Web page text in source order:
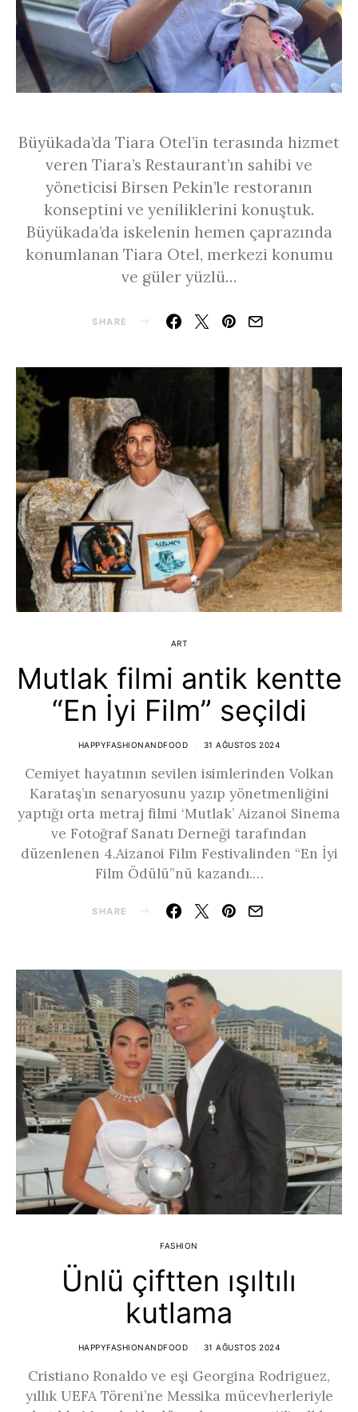
Büyükada’da Tiara Otel’in terasında hizmet
veren Tiara’s Restaurant’ın sahibi ve
yöneticisi Birsen Pekin’le restoranın
konseptini ve yeniliklerini konuştuk.
Büyükada’da iskelenin hemen çaprazında
konumlanan Tiara Otel, merkezi konumu
ve güler yüzlü…
SHARE
ART
Mutlak filmi antik kentte
“En İyi Film” seçildi
HAPPYFASHIONANDFOOD 31 AĞUSTOS 2024
Cemiyet hayatının sevilen isimlerinden Volkan
Karataş’ın senaryosunu yazıp yönetmenliğini
yaptığı orta metraj filmi ‘Mutlak’ Aizanoi Sinema
ve Fotoğraf Sanatı Derneği tarafından
düzenlenen 4.Aizanoi Film Festivalinden “En İyi
Film Ödülü”nü kazandı.…
SHARE
FASHION
Ünlü çiftten ışıltılı
kutlama
HAPPYFASHIONANDFOOD 31 AĞUSTOS 2024
Cristiano Ronaldo ve eşi Georgina Rodriguez,
yıllık UEFA Töreni’ne Messika mücevherleriyle